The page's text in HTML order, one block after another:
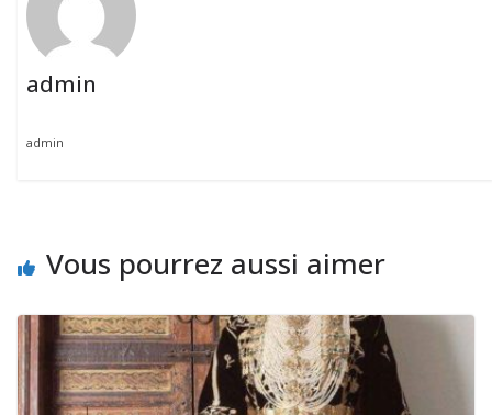
admin
admin
Vous pourrez aussi aimer